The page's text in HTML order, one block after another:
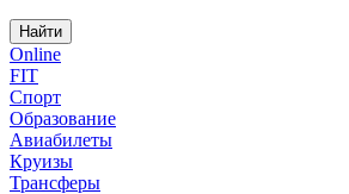
Найти
Online
FIT
Спорт
Образование
Авиабилеты
Круизы
Трансферы